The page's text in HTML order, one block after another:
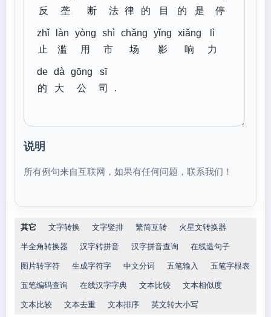
反
垄
断
法 律
的
目
的
是
停
zhǐ
止
làn
滥
yòng
用
shì
市
chǎng
场
yǐng
影
xiǎng
响
lì
力
de
的
dà
大
gōng
公
sī
司
.
说明
所有例句来自互联网，如果有任何问题，联系我们！
其它 文字转换 文字竖排 繁简互转 火星文转换器
半全角转换器 汉字转拼音 汉字拼音查询 在线造句子
图片转字符 生成字符字 中文分词 五笔输入 五笔字根表
五笔编码查询 在线汉字字典 文本比较 文本相似度
文本比较 文本去重 文本排序 英文转大小写